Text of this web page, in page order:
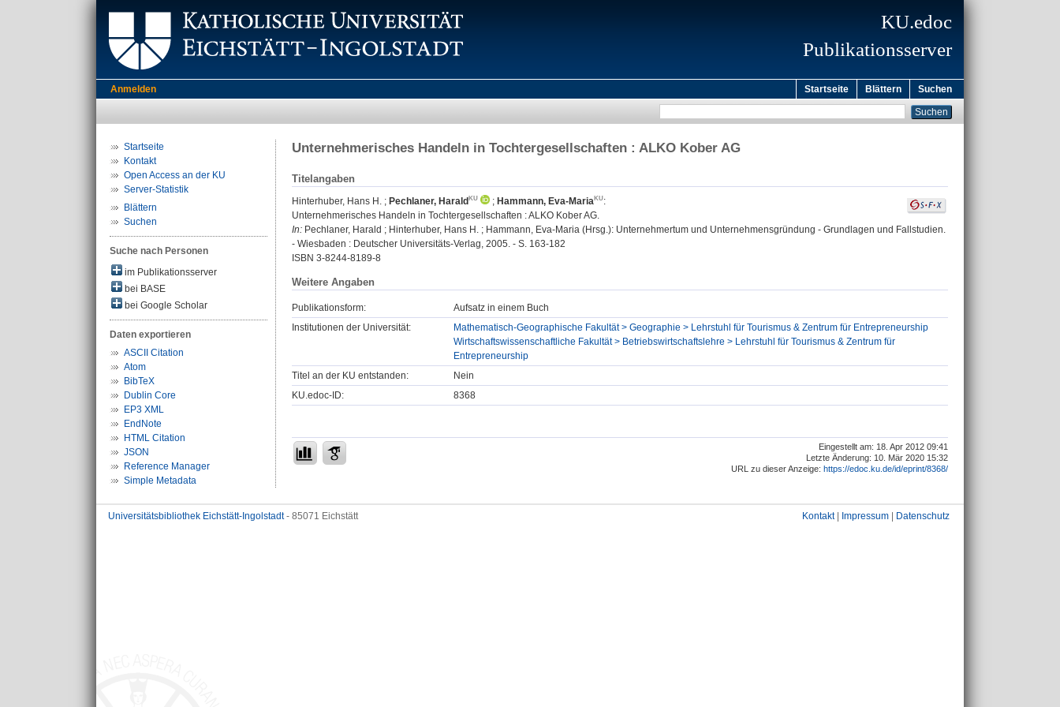
KU.edoc
Publikationsserver
Anmelden Startseite Blättern Suchen
Startseite
Kontakt
Open Access an der KU
Server-Statistik
Blättern
Suchen
Suche nach Personen
im Publikationsserver
bei BASE
bei Google Scholar
Daten exportieren
ASCII Citation
Atom
BibTeX
Dublin Core
EP3 XML
EndNote
HTML Citation
JSON
Reference Manager
Simple Metadata
Unternehmerisches Handeln in Tochtergesellschaften : ALKO Kober AG
Titelangaben
Hinterhuber, Hans H. ; Pechlaner, Harald ; Hammann, Eva-Maria
:
Unternehmerisches Handeln in Tochtergesellschaften : ALKO Kober AG.
In: Pechlaner, Harald ; Hinterhuber, Hans H. ; Hammann, Eva-Maria (Hrsg.): Unternehmertum und Unternehmensgründung - Grundlagen und Fallstudien.
- Wiesbaden : Deutscher Universitäts-Verlag, 2005. - S. 163-182
ISBN 3-8244-8189-8
Weitere Angaben
Publikationsform:
Aufsatz in einem Buch
Institutionen der Universität:
Mathematisch-Geographische Fakultät > Geographie > Lehrstuhl für Tourismus & Zentrum für Entrepreneurship
Wirtschaftswissenschaftliche Fakultät > Betriebswirtschaftslehre > Lehrstuhl für Tourismus & Zentrum für
Entrepreneurship
Titel an der KU entstanden:
Nein
KU.edoc-ID:
8368
Eingestellt am: 18. Apr 2012 09:41
Letzte Änderung: 10. Mär 2020 15:32
URL zu dieser Anzeige: https://edoc.ku.de/id/eprint/8368/
Universitätsbibliothek Eichstätt-Ingolstadt- 85071 Eichstätt Kontakt| Impressum Datenschutz